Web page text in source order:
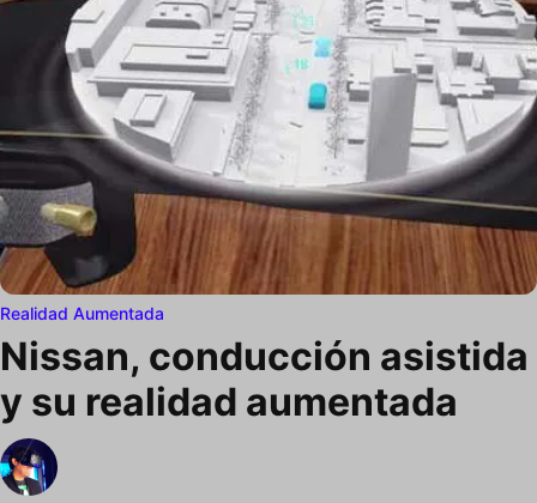
Realidad Aumentada
Nissan, conducción asistida
y su realidad aumentada